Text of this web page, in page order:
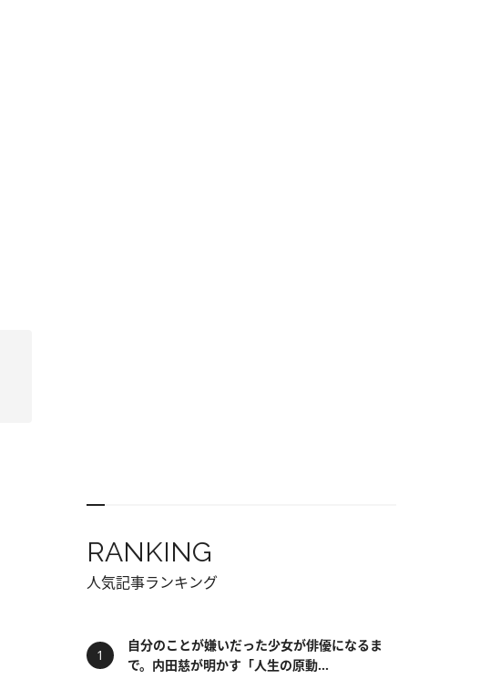
RANKING
人気記事ランキング
自分のことが嫌いだった少女が俳優になるま
で。内田慈が明かす「人生の原動...